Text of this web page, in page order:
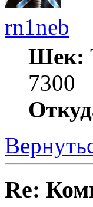
rn1neb
Шек:
7300
Re: